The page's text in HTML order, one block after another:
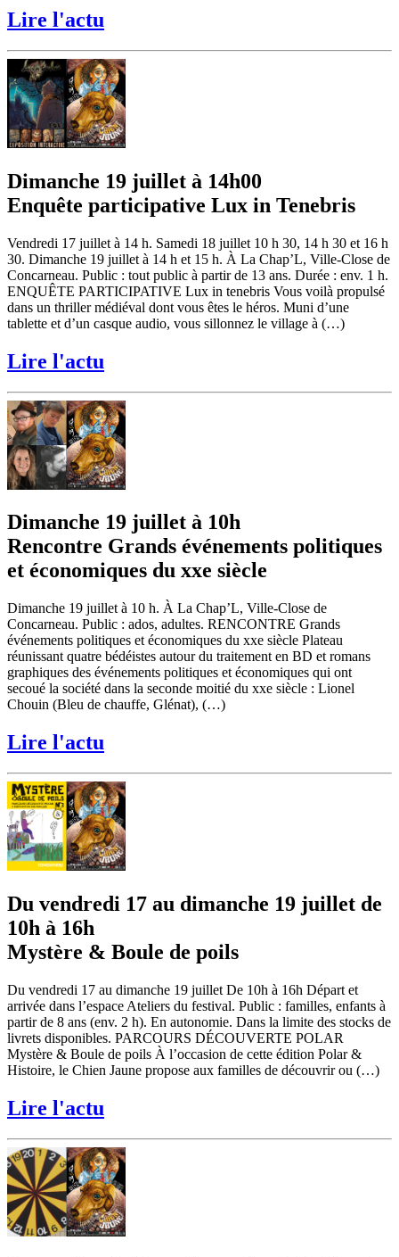
Lire l'actu
Dimanche 19 juillet à 14h00
Enquête participative Lux in Tenebris
Vendredi 17 juillet à 14 h. Samedi 18 juillet 10 h 30, 14 h 30 et 16 h
30. Dimanche 19 juillet à 14 h et 15 h. À La Chap’L, Ville-Close de
Concarneau. Public : tout public à partir de 13 ans. Durée : env. 1 h.
ENQUÊTE PARTICIPATIVE Lux in tenebris Vous voilà propulsé
dans un thriller médiéval dont vous êtes le héros. Muni d’une
tablette et d’un casque audio, vous sillonnez le village à (…)
Lire l'actu
Dimanche 19 juillet à 10h
Rencontre Grands événements politiques
et économiques du xxe siècle
Dimanche 19 juillet à 10 h. À La Chap’L, Ville-Close de
Concarneau. Public : ados, adultes. RENCONTRE Grands
événements politiques et économiques du xxe siècle Plateau
réunissant quatre bédéistes autour du traitement en BD et romans
graphiques des événements politiques et économiques qui ont
secoué la société dans la seconde moitié du xxe siècle : Lionel
Chouin (Bleu de chauffe, Glénat), (…)
Lire l'actu
Du vendredi 17 au dimanche 19 juillet de
10h à 16h
Mystère & Boule de poils
Du vendredi 17 au dimanche 19 juillet De 10h à 16h Départ et
arrivée dans l’espace Ateliers du festival. Public : familles, enfants à
partir de 8 ans (env. 2 h). En autonomie. Dans la limite des stocks de
livrets disponibles. PARCOURS DÉCOUVERTE POLAR
Mystère & Boule de poils À l’occasion de cette édition Polar &
Histoire, le Chien Jaune propose aux familles de découvrir ou (…)
Lire l'actu